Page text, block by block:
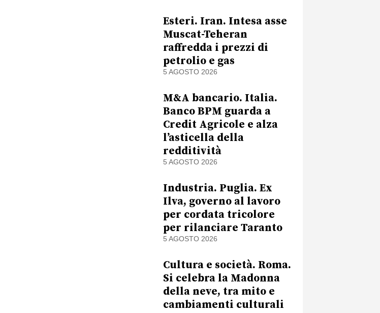
Esteri. Iran. Intesa asse
Muscat-Teheran
raffredda i prezzi di
petrolio e gas
5 AGOSTO 2026
M&A bancario. Italia.
Banco BPM guarda a
Credit Agricole e alza
l’asticella della
redditività
5 AGOSTO 2026
Industria. Puglia. Ex
Ilva, governo al lavoro
per cordata tricolore
per rilanciare Taranto
5 AGOSTO 2026
Cultura e società. Roma.
Si celebra la Madonna
della neve, tra mito e
cambiamenti culturali